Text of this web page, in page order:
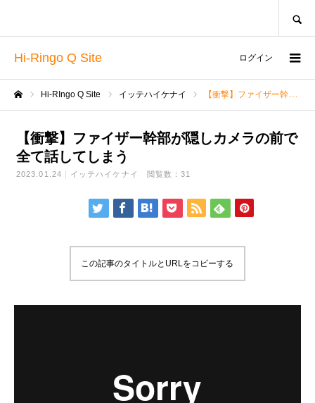
Hi-Ringo Q Site ログイン
Hi-RIngo Q Site イッテハイケナイ 【衝撃】ファイザー幹部が隠しカメラの前で全て話してしまう
【衝撃】ファイザー幹部が隠しカメラの前で
全て話してしまう
2023.01.24 イッテハイケナイ 閲覧数：31
この記事のタイトルとURLをコピーする